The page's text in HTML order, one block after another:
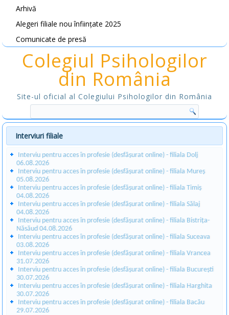
Arhivă
Alegeri filiale nou înființate 2025
Comunicate de presă
Colegiul Psihologilor
din România
Site-ul oficial al Colegiului Psihologilor din România
Interviuri filiale
Interviu pentru acces în profesie (desfășurat online) - filiala Dolj
06.08.2026
Interviu pentru acces în profesie (desfășurat online) - filiala Mureș
05.08.2026
Interviu pentru acces în profesie (desfășurat online) - filiala Timiș
04.08.2026
Interviu pentru acces în profesie (desfășurat online) - filiala Sălaj
04.08.2026
Interviu pentru acces în profesie (desfășurat online) - filiala Bistrița-
Năsăud 04.08.2026
Interviu pentru acces în profesie (desfășurat online) - filiala Suceava
03.08.2026
Interviu pentru acces în profesie (desfășurat online) - filiala Vrancea
31.07.2026
Interviu pentru acces în profesie (desfășurat online) - filiala București
30.07.2026
Interviu pentru acces în profesie (desfășurat online) - filiala Harghita
30.07.2026
Interviu pentru acces în profesie (desfășurat online) - filiala Bacău
29.07.2026